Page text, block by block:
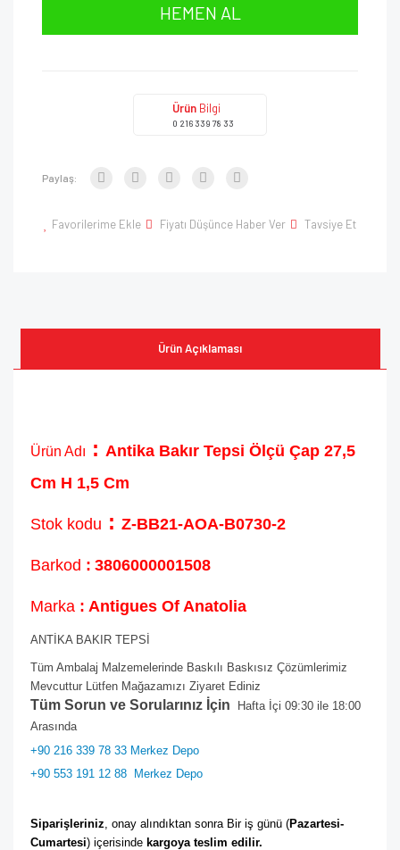
HEMEN AL
Ürün Bilgi
0 216 339 78 33
Paylaş:
Favorilerime Ekle Fiyatı Düşünce Haber Ver Tavsiye Et
Ürün Açıklaması
Ürün Adı : Antika Bakır Tepsi Ölçü Çap 27,5
Cm H 1,5 Cm
Stok kodu : Z-BB21-AOA-B0730-2
Barkod : 3806000001508
Marka : Antigues Of Anatolia
ANTİKA BAKIR TEPSİ
Tüm Ambalaj Malzemelerinde Baskılı Baskısız Çözümlerimiz
Mevcuttur Lütfen Mağazamızı Ziyaret Ediniz
Tüm Sorun ve Sorularınız İçin Hafta İçi 09:30 ile 18:00
Arasında
+90 216 339 78 33 Merkez Depo
+90 553 191 12 88 Merkez Depo
Siparişleriniz , onay alındıktan sonra Bir iş günü (Pazartesi-
Cumartesi) içerisinde kargoya teslim edilir.